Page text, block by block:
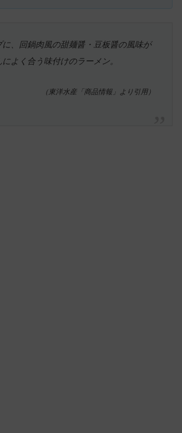
に、回鍋肉風の甜麺醤・豆板醤の風味が
よく合う味付けのラーメン。
（東洋水産「商品情報」より引用）